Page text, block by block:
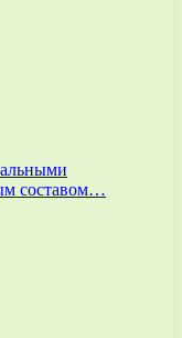
составом…